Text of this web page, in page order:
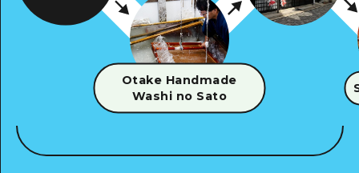
Otake Handmade
Washi no Sato